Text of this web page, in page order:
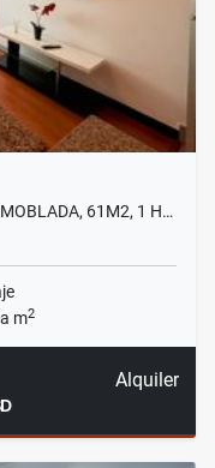
61M2, 1 H…
m2
Alquiler